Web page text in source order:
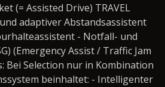
(= Assisted Drive) TRAVEL
adaptiver Abstandsassistent
- Notfall- und
(Emergency Assist / Traffic Jam
Bei Selection nur in Kombination
beinhaltet: - Intelligenter